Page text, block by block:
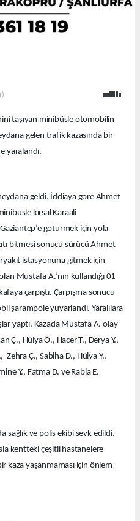
taşıyan minibüsle otomobilin
gelen trafik kazasında bir
yaralandı.
geldi. İddiaya göre Ahmet
kırsal Karaali
götürmek için yola
bitmesi sonucu sürücü Ahmet
istasyonuna gitmek için
Mustafa A.’nın kullandığı 01
çarpıştı. Çarpışma sonucu
şarampole yuvarlandı. Yaralılara
yaptı. Kazada Mustafa A. olay
Ç., Hülya Ö., Hacer T., Derya Y.,
Ç., Sabiha D., Hülya Y.,
Y., Fatma D. ve Rabia E.
sağlık ve polis ekibi sevk edildi.
kentteki çeşitli hastanelere
kaza yaşanmaması için önlem